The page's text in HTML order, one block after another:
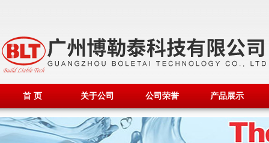
首 页 关于公司 公司荣誉 产品展示